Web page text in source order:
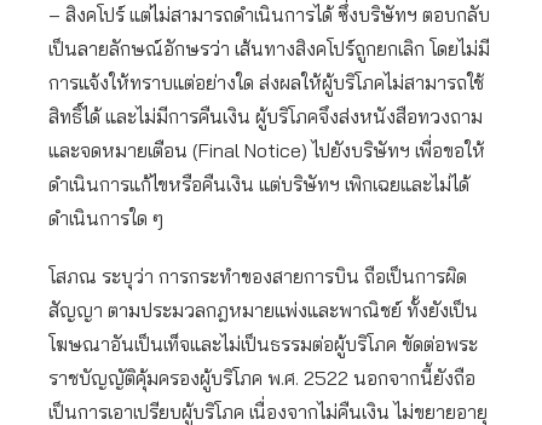
– สิงคโปร์ แต่ไม่สามารถดำเนินการได้ ซึ่งบริษัทฯ ตอบกลับ
เป็นลายลักษณ์อักษรว่า เส้นทางสิงคโปร์ถูกยกเลิก โดยไม่มี
การแจ้งให้ทราบแต่อย่างใด ส่งผลให้ผู้บริโภคไม่สามารถใช้
สิทธิ์ได้ และไม่มีการคืนเงิน ผู้บริโภคจึงส่งหนังสือทวงถาม
และจดหมายเตือน (Final Notice) ไปยังบริษัทฯ เพื่อขอให้
ดำเนินการแก้ไขหรือคืนเงิน แต่บริษัทฯ เพิกเฉยและไม่ได้
ดำเนินการใด ๆ
โสภณ ระบุว่า การกระทำของสายการบิน ถือเป็นการผิด
สัญญา ตามประมวลกฎหมายแพ่งและพาณิชย์ ทั้งยังเป็น
โฆษณาอันเป็นเท็จและไม่เป็นธรรมต่อผู้บริโภค ขัดต่อพระ
ราชบัญญัติคุ้มครองผู้บริโภค พ.ศ. 2522 นอกจากนี้ยังถือ
เป็นการเอาเปรียบผู้บริโภค เนื่องจากไม่คืนเงิน ไม่ขยายอายุ